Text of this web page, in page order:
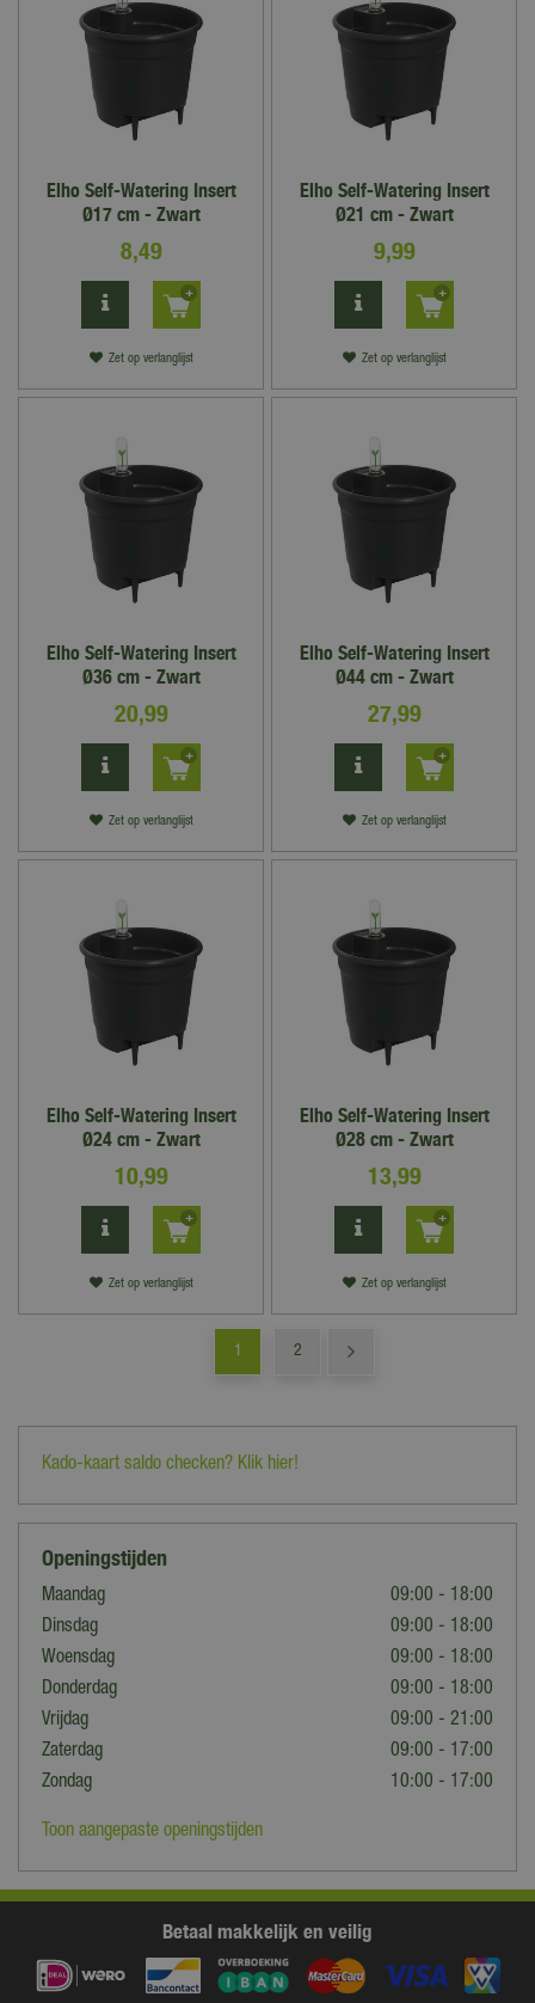
Elho Self-Watering Insert
Ø17 cm - Zwart
8,49
Zet op verlanglijst
Elho Self-Watering Insert
Ø21 cm - Zwart
9,99
Zet op verlanglijst
Elho Self-Watering Insert
Ø36 cm - Zwart
20,99
Zet op verlanglijst
Elho Self-Watering Insert
Ø44 cm - Zwart
27,99
Zet op verlanglijst
Elho Self-Watering Insert
Ø24 cm - Zwart
10,99
Zet op verlanglijst
Elho Self-Watering Insert
Ø28 cm - Zwart
13,99
Zet op verlanglijst
1 2
Kado-kaart saldo checken? Klik hier!
Openingstijden
Maandag
09:00 - 18:00
Dinsdag
09:00 - 18:00
Woensdag
09:00 - 18:00
Donderdag
09:00 - 18:00
Vrijdag
09:00 - 21:00
Zaterdag
09:00 - 17:00
Zondag
10:00 - 17:00
Toon aangepaste openingstijden
Betaal makkelijk en veilig